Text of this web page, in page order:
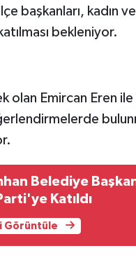
başkanları, kadın
bekleniyor.
olan Emircan Eren
Belediye
Katıldı
Görüntüle